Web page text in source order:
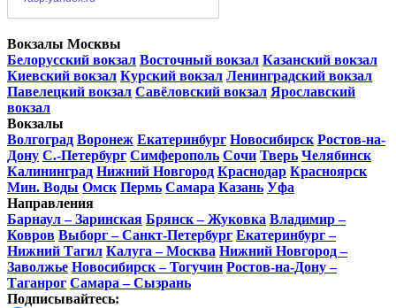
Вокзалы Москвы
Белорусский вокзал Восточный вокзал Казанский вокзал
Киевский вокзал Курский вокзал Ленинградский вокзал
Павелецкий вокзал Савёловский вокзал Ярославский
вокзал
Вокзалы
Волгоград Воронеж Екатеринбург Новосибирск Ростов-на-
Дону С.-Петербург Симферополь Сочи Тверь Челябинск
Калининград Нижний Новгород Краснодар Красноярск
Мин. Воды Омск Пермь Самара Казань Уфа
Направления
Барнаул – Заринская Брянск – Жуковка Владимир –
Ковров Выборг – Санкт-Петербург Екатеринбург –
Нижний Тагил Калуга – Москва Нижний Новгород –
Заволжье Новосибирск – Тогучин Ростов-на-Дону –
Таганрог Самара – Сызрань
Подписывайтесь: